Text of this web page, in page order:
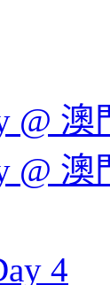
@ 澳
@ 澳
4